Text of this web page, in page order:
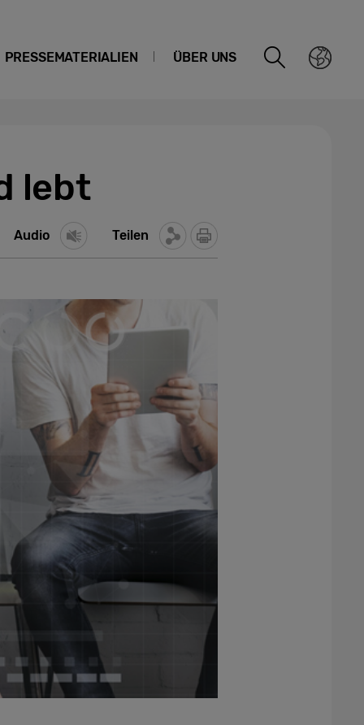
PRESSEMATERIALIEN ÜBER UNS
lebt
Audio Teilen